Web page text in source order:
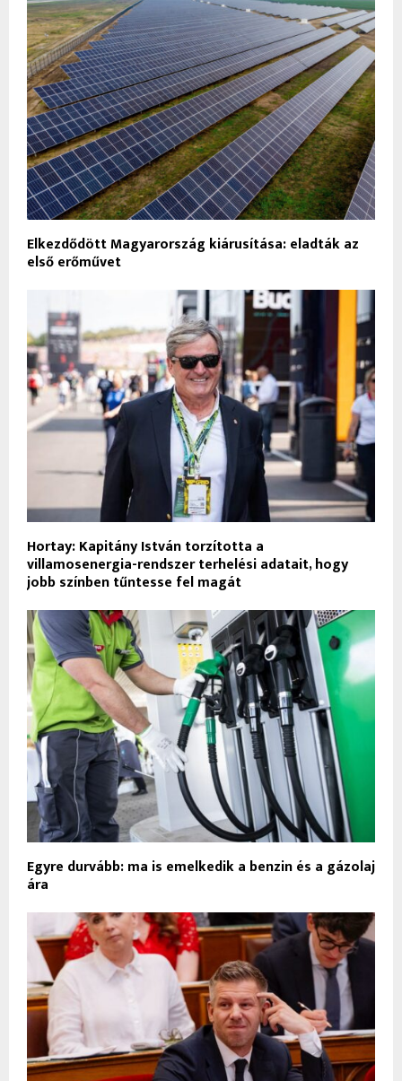
Elkezdődött Magyarország kiárusítása: eladták az
első erőművet
Hortay: Kapitány István torzította a
villamosenergia-rendszer terhelési adatait, hogy
jobb színben tűntesse fel magát
Egyre durvább: ma is emelkedik a benzin és a gázolaj
ára